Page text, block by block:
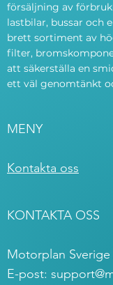
försäljning av
lastbilar, bussar och
brett sortiment av
filter,
att säkerställa en
ett väl genomtänkt
MENY
Kontakta oss
KONTAKTA OSS
Motorplan Sverige
E-post: